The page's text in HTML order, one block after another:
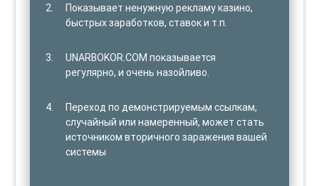
Показывает ненужную рекламу казино,
быстрых заработков, ставок и т.п.
UNARBOKOR.COM показывается
регулярно, и очень назойливо.
Переход по демонстрируемым ссылкам,
случайный или намеренный, может стать
источником вторичного заражения вашей
системы